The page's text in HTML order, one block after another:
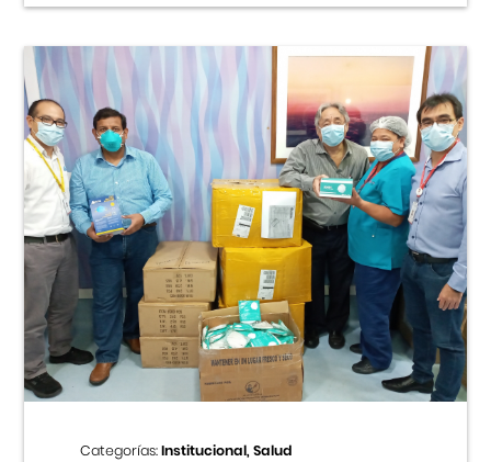
Categorías:Institucional, Salud